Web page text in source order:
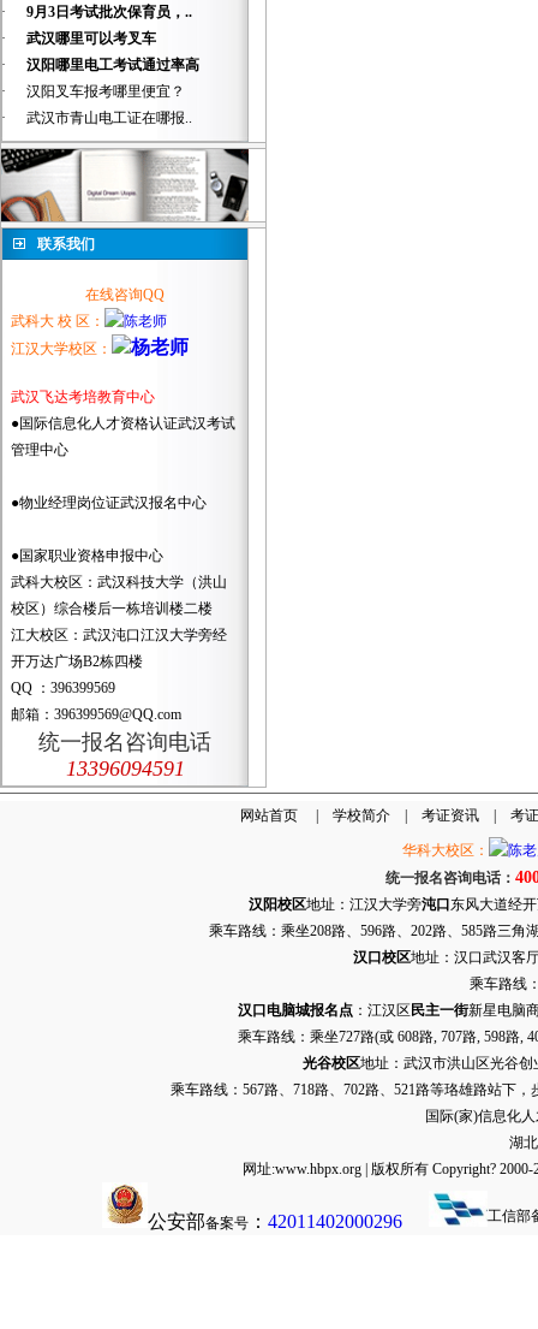
·
9月3日考试批次保育员，..
·
武汉哪里可以考叉车
·
汉阳哪里电工考试通过率高
·
汉阳叉车报考哪里便宜？
·
武汉市青山电工证在哪报..
联系我们
在线咨询QQ
武科大 校 区：
江汉大学校区：
武汉飞达考培教育中心
●国际信息化人才资格认证武汉考试
管理中心
●物业经理岗位证武汉报名中心
●国家职业资格申报中心
武科大校区：武汉科技大学（洪山
校区）综合楼后一栋培训楼二楼
江大校区：武汉沌口江汉大学旁经
开万达广场B2栋四楼
QQ ：396399569
邮箱：396399569@QQ.com
统一报名咨询电话
13396094591
网站首页| 学校简介| 考证资讯| 考
华科大校区：
统一报名咨询电话：
汉阳校区地址：江汉大学旁沌口 东风大道经
乘车路线：乘坐208路、596路、202路、585路三
汉口校区地址：汉口武汉客
乘车路线
汉口电脑城报名点：江汉区 民主一街新星电脑
乘车路线：乘坐727路(或 608路, 707路, 598路,
光谷校区地址：武汉市洪山区光谷创
乘车路线：567路、718路、702路、521路等珞雄路站下
国际(家)信息化
湖
网址:www.hbpx.org | 版权所有 Copyright?
公安部备案号 ： 42011402000296 工信部